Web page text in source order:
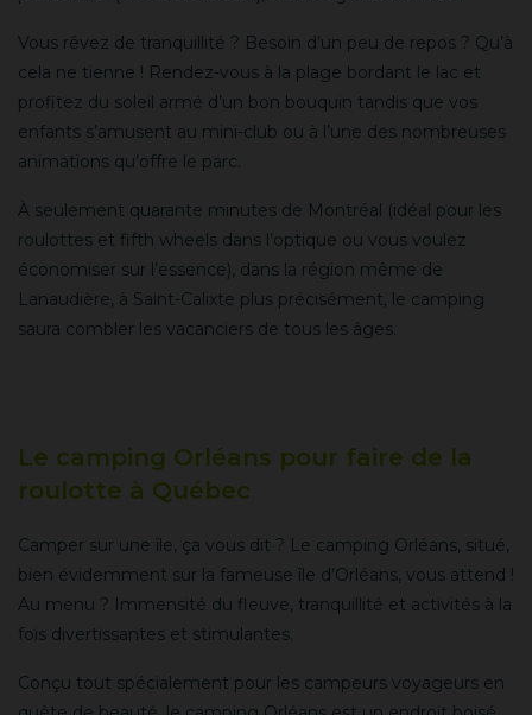
Vous rêvez de tranquillité ? Besoin d’un peu de repos ? Qu’à
cela ne tienne ! Rendez-vous à la plage bordant le lac et
profitez du soleil armé d’un bon bouquin tandis que vos
enfants s’amusent au mini-club ou à l’une des nombreuses
animations qu’offre le parc.
À seulement quarante minutes de Montréal (idéal pour les
roulottes et fifth wheels dans l’optique ou vous voulez
économiser sur l’essence), dans la région même de
Lanaudière, à Saint-Calixte plus précisément, le camping
saura combler les vacanciers de tous les âges.
Le camping Orléans pour faire de la
roulotte à Québec
Camper sur une île, ça vous dit ? Le camping Orléans, situé,
bien évidemment sur la fameuse île d’Orléans, vous attend !
Au menu ? Immensité du fleuve, tranquillité et activités à la
fois divertissantes et stimulantes.
Conçu tout spécialement pour les campeurs voyageurs en